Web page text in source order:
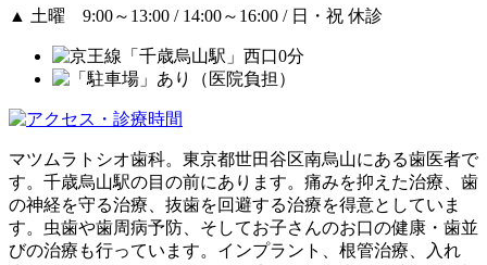
▲ 土曜 9:00～13:00 / 14:00～16:00 / 日・祝 休診
マツムラトシオ歯科。東京都世田谷区南烏山にある歯医者で
す。千歳烏山駅の目の前にあります。痛みを抑えた治療、歯
の神経を守る治療、抜歯を回避する治療を得意としていま
す。虫歯や歯周病予防、そしてお子さんのお口の健康・歯並
びの治療も行っています。インプラント、根管治療、入れ